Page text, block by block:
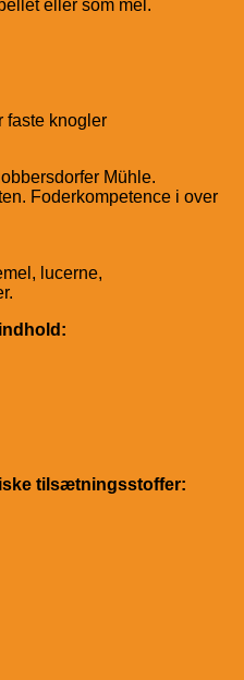
eller som mel.
faste knogler
Mühle.
Foderkompetence i over
lucerne,
tilsætningsstoffer: